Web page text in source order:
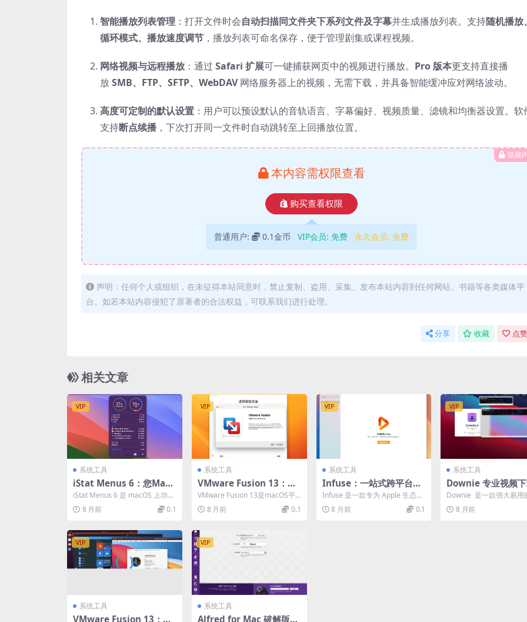
智能播放列表管理 ：打开文件时会自动扫描同文件夹下系列文件及字幕并生成播放列表。支持随机播放、
循环模式、播放速度调节 ，播放列表可命名保存，便于管理剧集或课程视频。
网络视频与远程播放 ：通过 Safari 扩展可一键捕获网页中的视频进行播放。 Pro 版本更支持直接播
放SMB、FTP、SFTP、WebDAV网络服务器上的视频，无需下载，并具备智能缓冲应对网络波动。
高度可定制的默认设置 ：用户可以预设默认的音轨语言、字幕偏好、视频质量、滤镜和均衡器设置。软
支持断点续播 ，下次打开同一文件时自动跳转至上回播放位置。
隐藏
本内容需权限查看
购买查看权限
普通用户: 0.1金币 VIP会员: 免费 永久会员: 免费
声明：任何个人或组织，在未征得本站同意时，禁止复制、盗用、采集、发布本站内容到任何网站、书籍等各类媒体平
台。如若本站内容侵犯了原著者的合法权益，可联系我们进行处理。
分享 收藏 点
相关文章
VIP
系统工具
iStat Menus 6：您Mac
系统的全能健康仪表盘
iStat Menus 6 是 macOS 上功能
最全面、设计最精致的系统监控
工...8 月前 0.1
VIP
系统工具
VMware Fusion 13：在
Mac上无缝运行Window
s与任何操作系统的终极方
案
VMware Fusion 13是macOS平
台上功能最全面、性能最强大的
虚拟化...
8 月前 0.1
VIP
系统工具
Infuse：一站式跨平台影
音播放中心｜无缝衔接Ap
ple生态，强大格式兼容
Infuse 是一款专为 Apple 生态系
统设计的全功能视频播放器，支
持 iP...8 月前 0.1
VIP
系统工具
Downie 专业视频下
｜支持高清下载与
处理
Downie 是一款强大易用
OS 视频下载软件，以其广
站兼容性...
8 月前
VIP
系统工具
VMware Fusion 13：在
VIP
系统工具
Alfred for Mac 破解版｜